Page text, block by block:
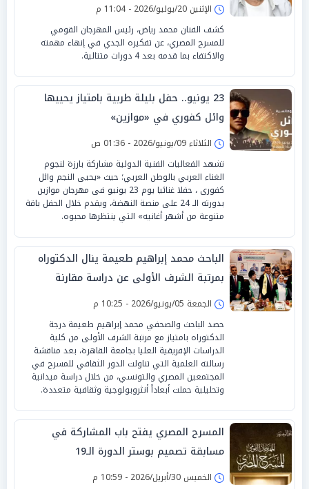
الإثنين 20/يوليو/2026 - 11:04 م
كشف الفنان محمد رياض، رئيس المهرجان القومي
للمسرح المصري، عن تفكيره الجدي في إنهاء مهمته
والاكتفاء بما قدمه بعد 4 دورات متتالية.
23 يونيو.. حفل بليلة طربية بامتياز يحييها
وائل كفوري في «موازين»
الثلاثاء 09/يونيو/2026 - 01:36 ص
تشهد الفعاليات الفنية الدولية مشاركة بارزة لنجوم
الغناء العربي بالوطن العربي؛ حيث «يحيى النجم وائل
كفورى ، حفلا غنائيا يوم 23 يونيو فى مهرجان موازين
بدورته الـ 24 على منصة النهضة، ويقدم خلال الحفل باقة
متنوعة من أشهر أغانيه» التي ينتظرها محبوه.
الباحث محمد إبراهيم طعيمة ينال الدكتوراه
بمرتبة الشرف الأولى عن دراسة مقارنة
للمشهد المسرحي العربي
الجمعة 05/يونيو/2026 - 10:25 م
حصد الباحث والصحفي محمد إبراهيم طعيمة درجة
الدكتوراه بامتياز مع مرتبة الشرف الأولى من كلية
الدراسات الإفريقية العليا بجامعة القاهرة، بعد مناقشة
رسالته العلمية التي تناولت الدور الثقافي للمسرح في
المجتمعين المصري والتونسي، من خلال دراسة ميدانية
وتحليلية حملت أبعاداً أنثروبولوجية وثقافية متعددة.
المسرح المصري يفتح باب المشاركة في
مسابقة تصميم بوستر الدورة الـ19
الخميس 30/أبريل/2026 - 10:59 م